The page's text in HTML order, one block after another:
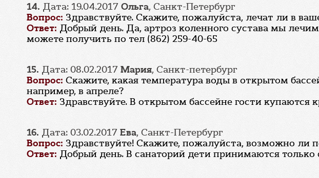
14. Дата: 19.04.2017 Ольга, Санкт-Петербург
Вопрос: Здравствуйте. Скажите, пожалуйста, лечат ли в
Ответ: Добрый день. Да, артроз коленного сустава мы
можете получить по тел (862) 259-40-65
15. Дата: 08.02.2017 Мария, Санкт-петербург
Вопрос: Скажите, какая температура воды в открытом
например, в апреле?
Ответ: Здравствуйте. В открытом бассейне гости купаются
16. Дата: 03.02.2017 Ева, Санкт-Петербург
Вопрос: Здравствуйте! Скажите, пожалуйста, возможно ли
Ответ: Добрый день. В санаторий дети принимаются только